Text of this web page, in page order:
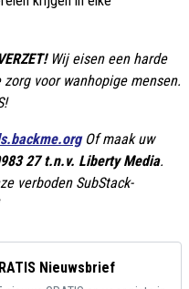
Wij eisen een harde
voor wanhopige mensen.
Of maak uw
27 t.n.v. Liberty Media.
verboden SubStack-
Nieuwsbrief